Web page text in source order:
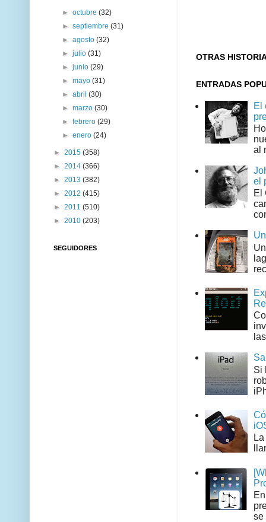
OTRAS
ENTRADAS
El
al
el
El
Si
se
►octubre(32)
►septiembre(31)
►agosto(32)
►julio(31)
►junio(29)
►mayo(31)
►abril(30)
►marzo(30)
►febrero(29)
►enero(24)
► 2015 (358)
► 2014 (366)
► 2013 (382)
► 2012 (415)
► 2011 (510)
► 2010 (203)
SEGUIDORES